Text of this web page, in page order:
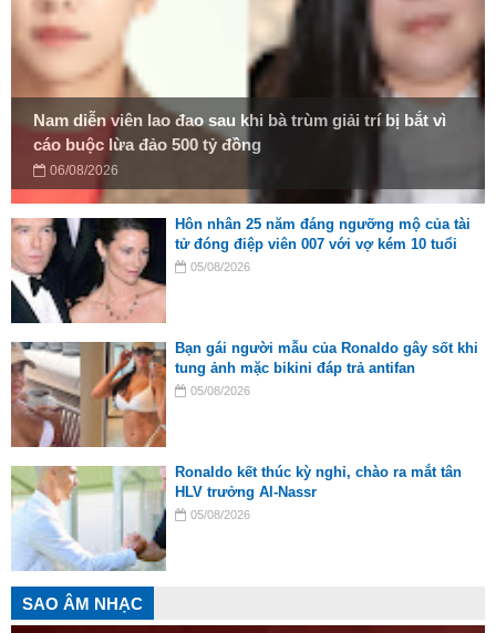
Nam diễn viên lao đao sau khi bà trùm giải trí bị bắt vì
cáo buộc lừa đảo 500 tỷ đồng
06/08/2026
Hôn nhân 25 năm đáng ngưỡng mộ của tài
tử đóng điệp viên 007 với vợ kém 10 tuổi
05/08/2026
Bạn gái người mẫu của Ronaldo gây sốt khi
tung ảnh mặc bikini đáp trả antifan
05/08/2026
Ronaldo kết thúc kỳ nghỉ, chào ra mắt tân
HLV trưởng Al-Nassr
05/08/2026
SAO ÂM NHẠC